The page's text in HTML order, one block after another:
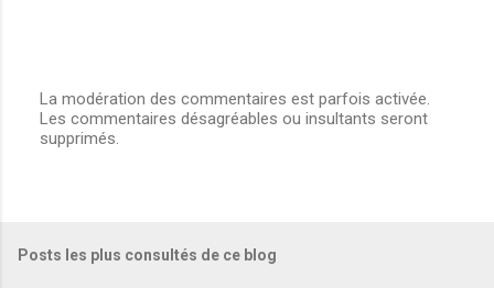
E
n
t
La modération des commentaires est parfois activée.
Les commentaires désagréables ou insultants seront
supprimés.
Posts les plus consultés de ce blog